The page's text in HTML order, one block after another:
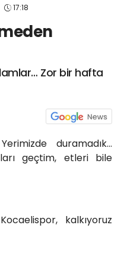
17:18
Zor bir hafta
duramadık…
geçtim, etleri bile
kalkıyoruz